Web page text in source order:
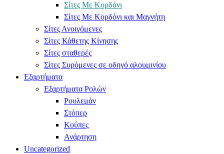
Σίτες Με Κορδόνι
Σίτες Με Κορδόνι και Μαγνήτη
Σίτες Ανοιγόμενες
Σίτες Κάθετης Κίνησης
Σίτες σταθερές
Σίτες Συρόμενες σε οδηγό αλουμινίου
Εξαρτήματα
Εξαρτήματα Ρολών
Ρουλεμάν
Στόπερ
Κούπες
Ανάρτηση
Uncategorized